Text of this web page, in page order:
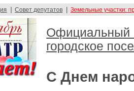
Совет депутатов Земельные участки:
Официальный
городское
С Днем